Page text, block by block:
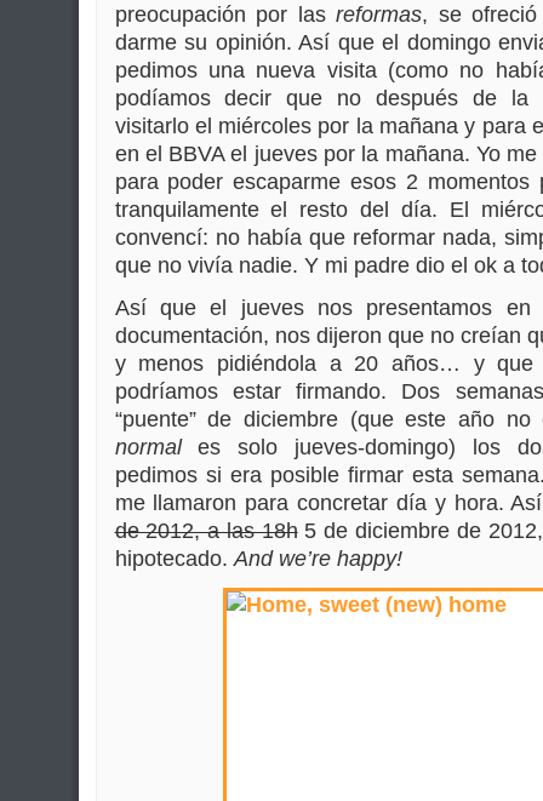
preocupación por lasreformas, se
darme su opinión. Así que el domingo
pedimos una nueva visita (como no
podíamos decir que no después de la
visitarlo el miércoles por la mañana y para
en el BBVA el jueves por la mañana. Yo
para poder escaparme esos 2 momentos
tranquilamente el resto del día. El
convencí: no había que reformar nada,
que no vivía nadie. Y mi padre dio el ok a
Así que el jueves nos presentamos
documentación, nos dijeron que no creían
y menos pidiéndola a 20 años… y que
podríamos estar firmando. Dos
“puente” de diciembre (que este año
normales solo jueves-domingo) los
pedimos si era posible firmar esta
me llamaron para concretar día y hora.
de 2012, a las 18h5 de diciembre de
hipotecado.And we’re happy!